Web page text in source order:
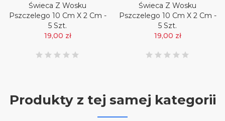
Świeca Z Wosku
Pszczelego 10 Cm X 2 Cm -
5 Szt.
19,00 zł
Świeca Z Wosku
Pszczelego 10 Cm X 2 Cm -
5 Szt.
19,00 zł
Produkty z tej samej kategorii